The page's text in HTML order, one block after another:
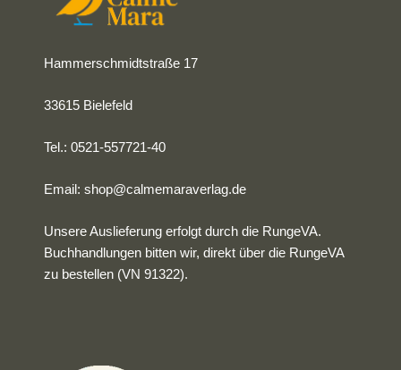
Hammerschmidtstraße 17
33615 Bielefeld
Tel.: 0521-557721-40
Email:shop@calmemaraverlag.de
Unsere Auslieferung erfolgt durch die RungeVA.
Buchhandlungen bitten wir, direkt über die RungeVA
zu bestellen (VN 91322).